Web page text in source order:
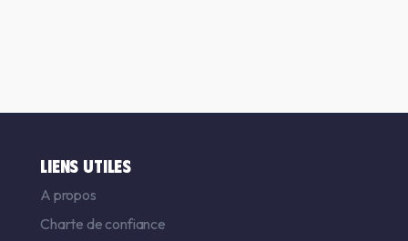
LIENS UTILES
A propos
Charte de confiance